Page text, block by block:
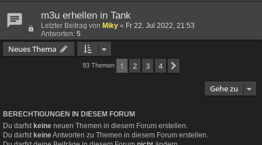
m3u erhellen in Tank
Letzter Beitrag von Miky « Fr 22. Jul 2022, 21:53
Antworten: 5
Neues Thema
93 Themen 1 2 3 4
Gehe zu
BERECHTIGUNGEN IN DIESEM FORUM
Du darfst keine neuen Themen in diesem Forum erstellen.
Du darfst keineAntworten zu Themen in diesem Forum erstellen.